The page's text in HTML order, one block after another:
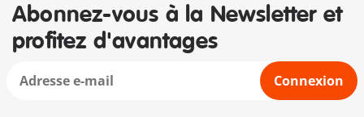
Abonnez-vous à la Newsletter et
profitez d'avantages
Connexion